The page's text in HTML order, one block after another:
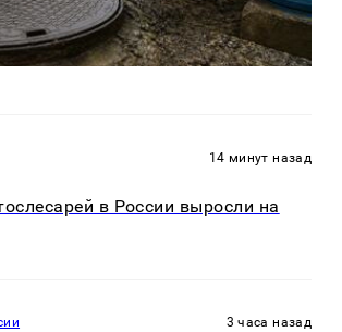
14 минут назад
в России выросли на
3 часа назад